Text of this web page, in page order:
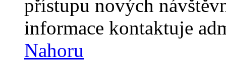
přístupu nových
informace kontaktuje
Nahoru